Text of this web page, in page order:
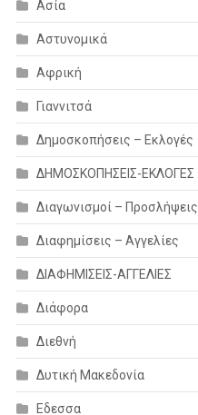
Ασία
Αστυνομικά
Αφρική
Γιαννιτσά
Δημοσκοπήσεις – Εκλογές
ΔΗΜΟΣΚΟΠΗΣΕΙΣ-ΕΚΛΟΓΕΣ
Διαγωνισμοί – Προσλήψεις
Διαφημίσεις – Αγγελίες
ΔΙΑΦΗΜΙΣΕΙΣ-ΑΓΓΕΛΙΕΣ
Διάφορα
Διεθνή
Δυτική Μακεδονία
Εδεσσα